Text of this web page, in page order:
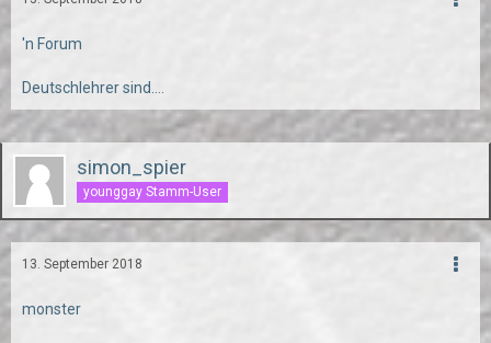
'n Forum
Deutschlehrer sind....
simon_spier
younggay Stamm-User
13. September 2018
monster